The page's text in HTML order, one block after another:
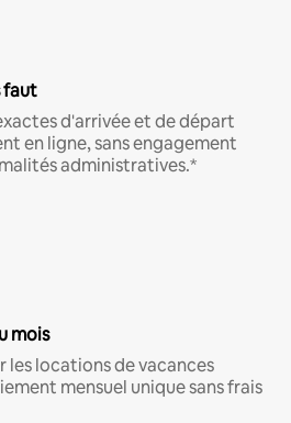
faut
d'arrivée et de départ
en ligne, sans engagement
administratives.*
mois
les locations de vacances
mensuel unique sans frais